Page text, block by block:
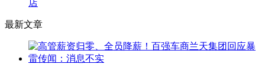
店
最新文章